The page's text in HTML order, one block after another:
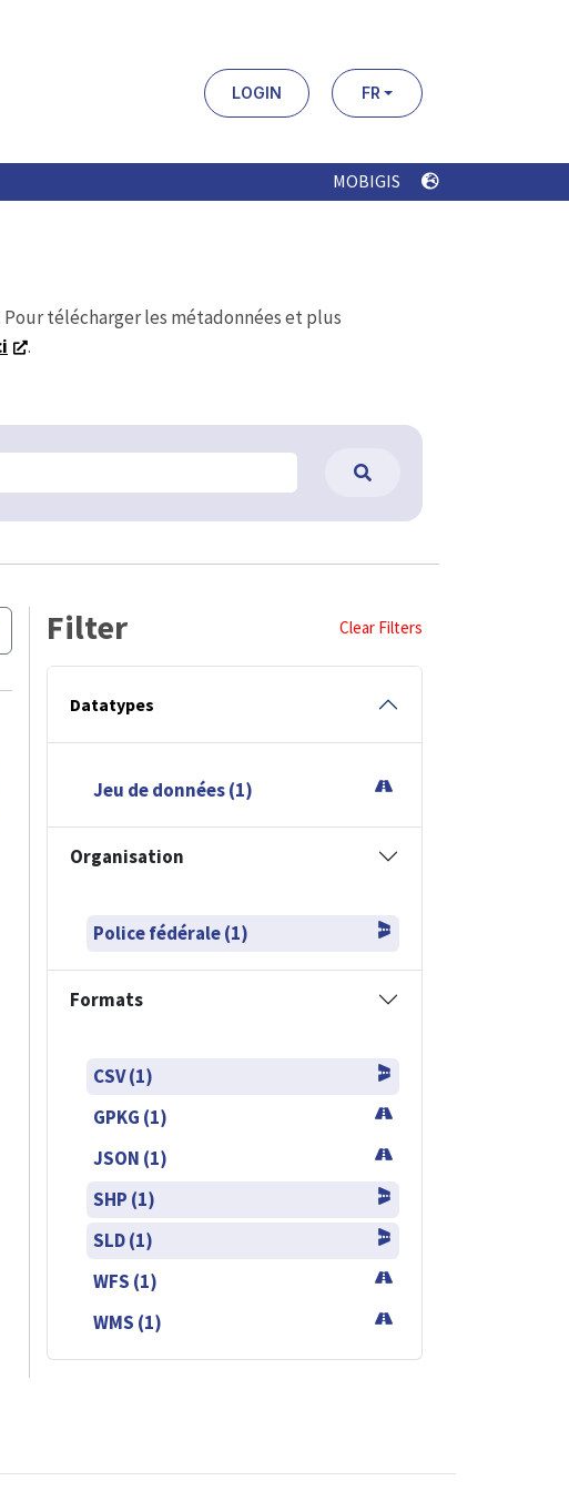
LOGIN FR
MOBIGIS
Pour télécharger les métadonnées et plus
.
Filter Clear Filters
Datatypes
Jeu de données (1)
Organisation
Police fédérale (1)
Formats
CSV (1)
GPKG (1)
JSON (1)
SHP (1)
SLD (1)
WFS (1)
WMS (1)